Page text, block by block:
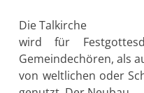
Die Talkirche
wird für
Gemeindechören, als
von weltlichen oder